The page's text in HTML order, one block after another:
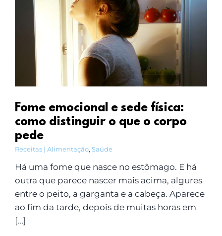
Fome emocional e sede física:
como distinguir o que o corpo
pede
Receitas | Alimentação, Saúde
Há uma fome que nasce no estômago. E há
outra que parece nascer mais acima, algures
entre o peito, a garganta e a cabeça. Aparece
ao fim da tarde, depois de muitas horas em
[...]